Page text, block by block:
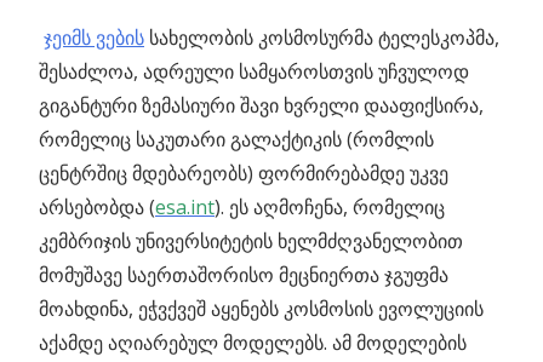
ჯეიმს ვების სახელობის კოსმოსურმა ტელესკოპმა,
შესაძლოა, ადრეული სამყაროსთვის უჩვულოდ
გიგანტური ზემასიური შავი ხვრელი დააფიქსირა,
რომელიც საკუთარი გალაქტიკის (რომლის
ცენტრშიც მდებარეობს) ფორმირებამდე უკვე
არსებობდა (esa.int). ეს აღმოჩენა, რომელიც
კემბრიჯის უნივერსიტეტის ხელმძღვანელობით
მომუშავე საერთაშორისო მეცნიერთა ჯგუფმა
მოახდინა, ეჭვქვეშ აყენებს კოსმოსის ევოლუციის
აქამდე აღიარებულ მოდელებს. ამ მოდელების